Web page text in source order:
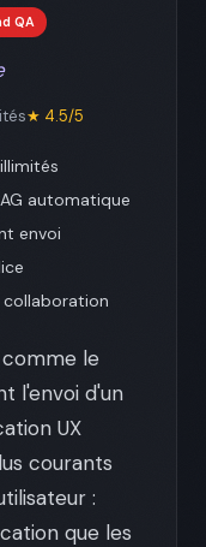
QA
★ 4.5/5
automatique
envoi
comme le
l'envoi d'un
UX
courants
:
que les